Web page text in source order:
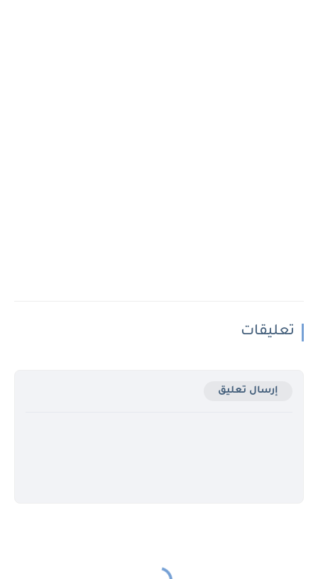
تعليقات
إرسال تعليق